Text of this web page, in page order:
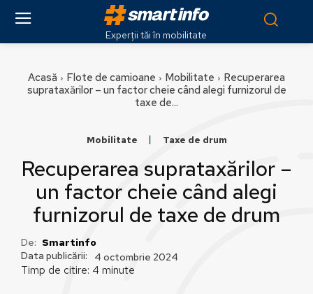
Experții tăi în mobilitate
Acasă Flote de camioane Mobilitate
Recuperarea
suprataxărilor – un factor cheie când alegi furnizorul de
taxe de...
Mobilitate Taxe de drum
Recuperarea suprataxărilor –
un factor cheie când alegi
furnizorul de taxe de drum
De: Smartinfo
Data publicării:
4 octombrie 2024
Timp de citire: 4 minute